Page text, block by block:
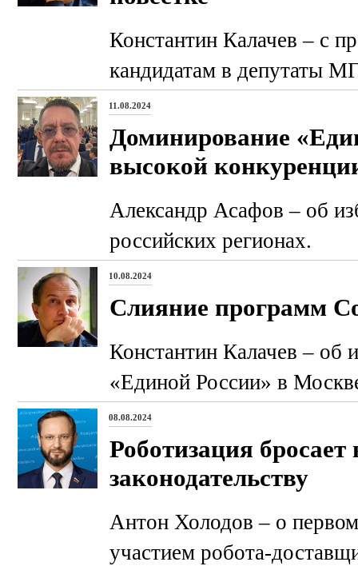
Константин Калачев – с
кандидатам в депутаты
11.08.2024
Доминирование
высокой
Александр Асафов – об
российских регионах.
10.08.2024
Слияние программ
Константин Калачев – об
«Единой России» в
08.08.2024
Роботизация бросает
законодательству
Антон Холодов – о
участием робота-